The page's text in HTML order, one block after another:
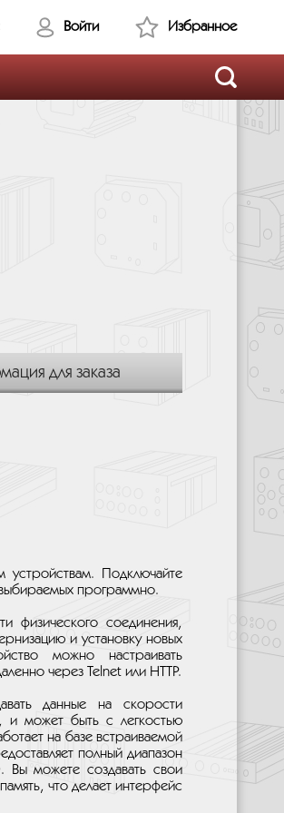
Войти Избранное
для заказа
устройствам. Подключайте
программно.
физического соединения,
и установку новых
можно настраивать
через Telnet или HTTP.
данные на скорости
и может быть с легкостью
на базе встраиваемой
полный диапазон
Вы можете создавать свои
что делает интерфейс